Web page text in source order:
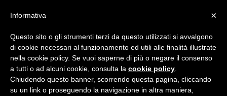
Home Autori Articoli di Chiara
Chiara
×
Informativa
Questo sito o gli strumenti terzi da questo utilizzati si avvalgono
di cookie necessari al funzionamento ed utili alle finalità illustrate
nella cookie policy. Se vuoi saperne di più o negare il consenso
a tutti o ad alcuni cookie, consulta la cookie policy
Chiudendo questo banner, scorrendo questa pagina, cliccando
su un link o proseguendo la navigazione in altra maniera,